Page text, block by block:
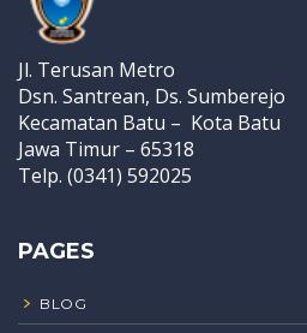
Jl. Terusan Metro
Dsn. Santrean, Ds. Sumberejo
Kecamatan Batu – Kota Batu
Jawa Timur – 65318
Telp. (0341) 592025
PAGES
BLOG